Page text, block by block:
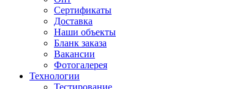
Сертификаты
Доставка
Наши объекты
Бланк заказа
Вакансии
Фотогалерея
Технологии
Тестирование